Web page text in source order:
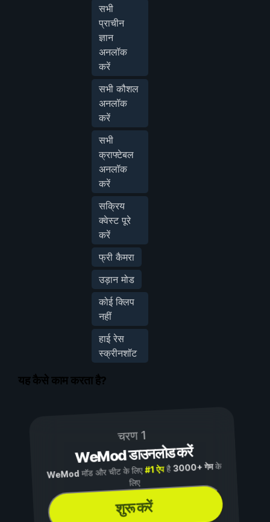
सभी
प्राचीन
ज्ञान
अनलॉक
करें
सभी कौशल
अनलॉक
करें
सभी
क्राफ्टेबल
अनलॉक
करें
सक्रिय
क्वेस्ट पूरे
करें
फ्री कैमरा
उड़ान मोड
कोई क्लिप
नहीं
हाई रेस
स्क्रीनशॉट
यह कैसे काम करता है?
चरण 1
WeMod डाउनलोड करें
WeMod मॉड और चीट के लिए#1 ऐपहै3000+ गेमके
लिए
शुरू करें